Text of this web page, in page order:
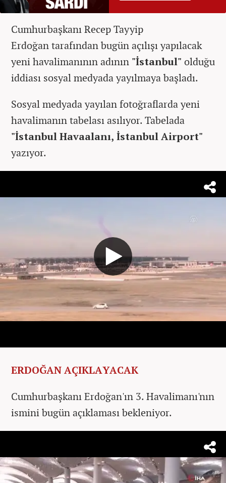
Cumhurbaşkanı Recep Tayyip
Erdoğan tarafından bugün açılışı yapılacak
yeni havalimanının adının "İstanbul" olduğu
iddiası sosyal medyada yayılmaya başladı.
Sosyal medyada yayılan fotoğraflarda yeni
havalimanın tabelası asılıyor. Tabelada
"İstanbul Havaalanı, İstanbul Airport"
yazıyor.
ERDOĞAN AÇIKLAYACAK
Cumhurbaşkanı Erdoğan'ın 3. Havalimanı'nın
ismini bugün açıklaması bekleniyor.